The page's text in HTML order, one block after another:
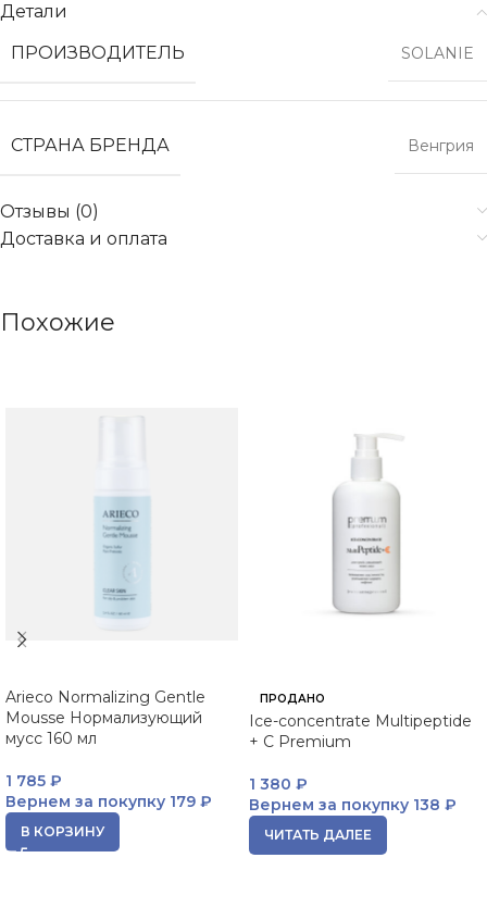
Детали
ПРОИЗВОДИТЕЛЬ
SOLANIE
СТРАНА БРЕНДА Венгрия
Отзывы (0)
Доставка и оплата
Похожие
Arieco Normalizing Gentle
Mousse Нормализующий
мусс 160 мл
1 785 ₽
Вернем за покупку 179 ₽
В КОРЗИНУ
ПРОДАНО
Ice-concentrate Multipeptide
+ C Premium
1 380 ₽
Вернем за покупку 138 ₽
ЧИТАТЬ ДАЛЕЕ